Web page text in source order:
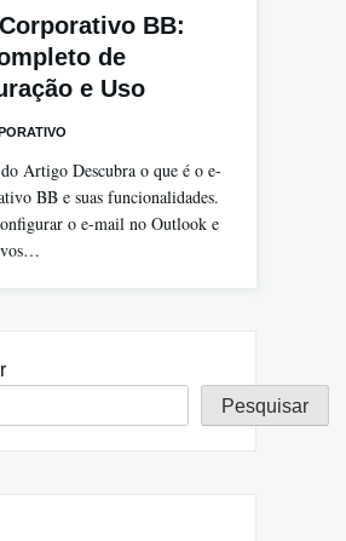
BB:
de
e Uso
Artigo Descubra o que é o e-
BB e suas funcionalidades.
o e-mail no Outlook e
Pesquisar